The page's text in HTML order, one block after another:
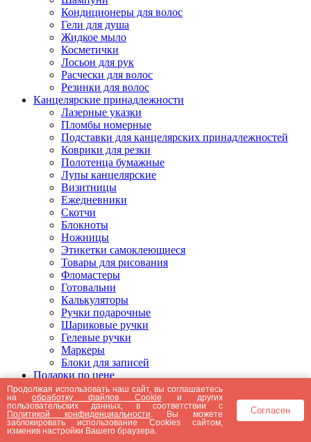
Кондиционеры для волос
Гели для душа
Жидкое мыло
Косметички
Лосьон для рук
Расчески для волос
Резинки для волос
Канцелярские принадлежности
Лазерные указки
Пломбы номерные
Подставки для канцелярских принадлежностей
Коврики для резки
Полотенца бумажные
Лупы канцелярские
Визитницы
Ежедневники
Скотчи
Блокноты
Ножницы
Этикетки самоклеющиеся
Товары для рисования
Фломастеры
Готовальни
Калькуляторы
Ручки подарочные
Шариковые ручки
Гелевые ручки
Маркеры
Блоки для записей
Подарки по цене
Подарки от 5000 рублей
Подарки до 5000 рублей
Подарки до 3000 рублей
Подарки до 2000 рублей
Подарки до 1000 рублей
Продолжая использовать наш сайт, вы соглашаетесь
наобработку файлов Cookie и других
пользовательских данных, в соответствии с
Политикой конфиденциальности . Вы можете
заблокировать использование Cookies сайтом,
изменив настройки Вашего браузера.
Согласен